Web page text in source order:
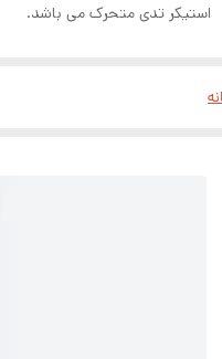
استیکر تدی متحرک می باشد.